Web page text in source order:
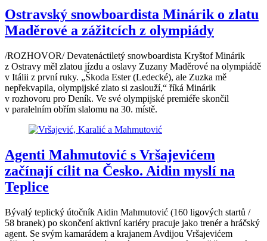
Ostravský snowboardista Minárik o zlatu
Maděrové a zážitcích z olympiády
/ROZHOVOR/ Devatenáctiletý snowboardista Kryštof Minárik
z Ostravy měl zlatou jízdu a oslavy Zuzany Maděrové na olympiádě
v Itálii z první ruky. „Škoda Ester (Ledecké), ale Zuzka mě
nepřekvapila, olympijské zlato si zaslouží,“ říká Minárik
v rozhovoru pro Deník. Ve své olympijské premiéře skončil
v paralelním obřím slalomu na 30. místě.
Agenti Mahmutović s Vršajevićem
začínají cílit na Česko. Aidin myslí na
Teplice
Bývalý teplický útočník Aidin Mahmutović (160 ligových startů /
58 branek) po skončení aktivní kariéry pracuje jako trenér a hráčský
agent. Se svým kamarádem a krajanem Avdijou Vršajevićem